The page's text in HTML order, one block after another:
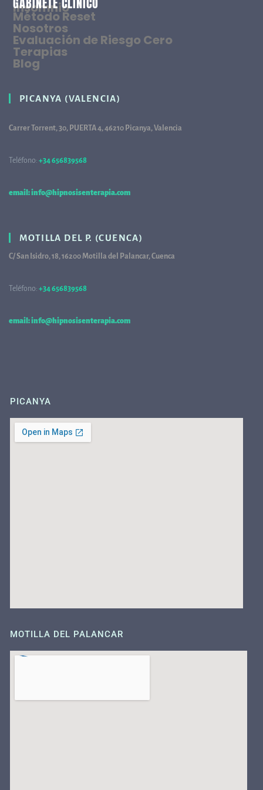
Insomnio
Método Reset
Nosotros
Evaluación de Riesgo Cero
Terapias
Blog
PICANYA (VALENCIA)
Carrer Torrent, 30, PUERTA 4, 46210 Picanya, Valencia
Teléfono: +34 656839568
email: info@hipnosisenterapia.com
MOTILLA DEL P. (CUENCA)
C/ San Isidro, 18, 16200 Motilla del Palancar, Cuenca
Teléfono: +34 656839568
email: info@hipnosisenterapia.com
PICANYA
MOTILLA DEL PALANCAR